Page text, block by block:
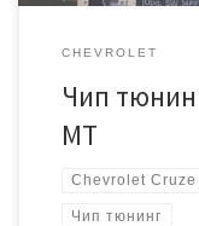
CHEVROLET
Чип
MT
Chevrolet Cruze
Чип тюнинг